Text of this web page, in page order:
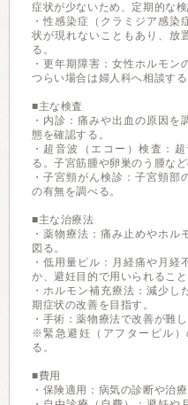
症状が少ないため、定期的な検
・性感染症（クラミジア感染
状が現れないこともあり、放
る。
・更年期障害：女性ホルモン
つらい場合は婦人科へ相談する
■主な検査
・内診：痛みや出血の原因を
態を確認する。
・超音波（エコー）検査：
る。子宮筋腫や卵巣のう腫な
・子宮頸がん検診：子宮頸部
の有無を調べる。
■主な治療法
・薬物療法：痛み止めやホル
図る。
・低用量ピル：月経痛や月経
か、避妊目的で用いられること
・ホルモン補充療法：減少し
期症状の改善を目指す。
・手術：薬物療法で改善が難
※緊急避妊（アフターピル
る。
■費用
・保険適用：病気の診断や治